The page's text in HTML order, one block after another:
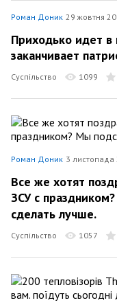
Роман Доник 29 жовтня
Приходько идет в
заканчивает
Суспільство 1099
Роман Доник 3 листопада
Все же хотят
ЗСУ с
сделать лучше.
Суспільство 1057